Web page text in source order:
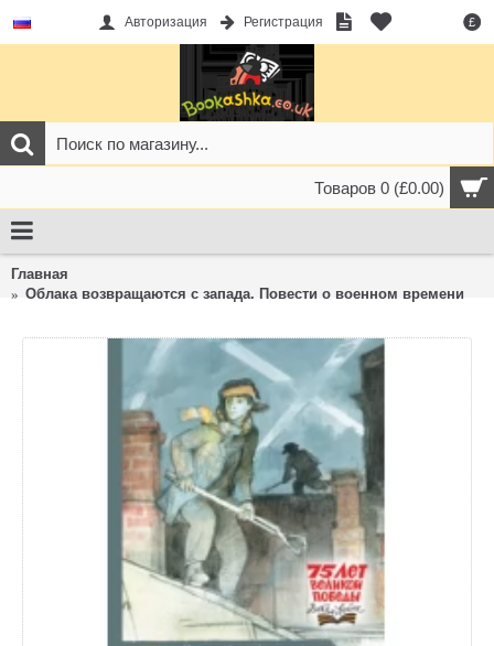
£
Авторизация Регистрация
Товаров 0 (£0.00)
Главная
Облака возвращаются с запада. Повести о военном времени